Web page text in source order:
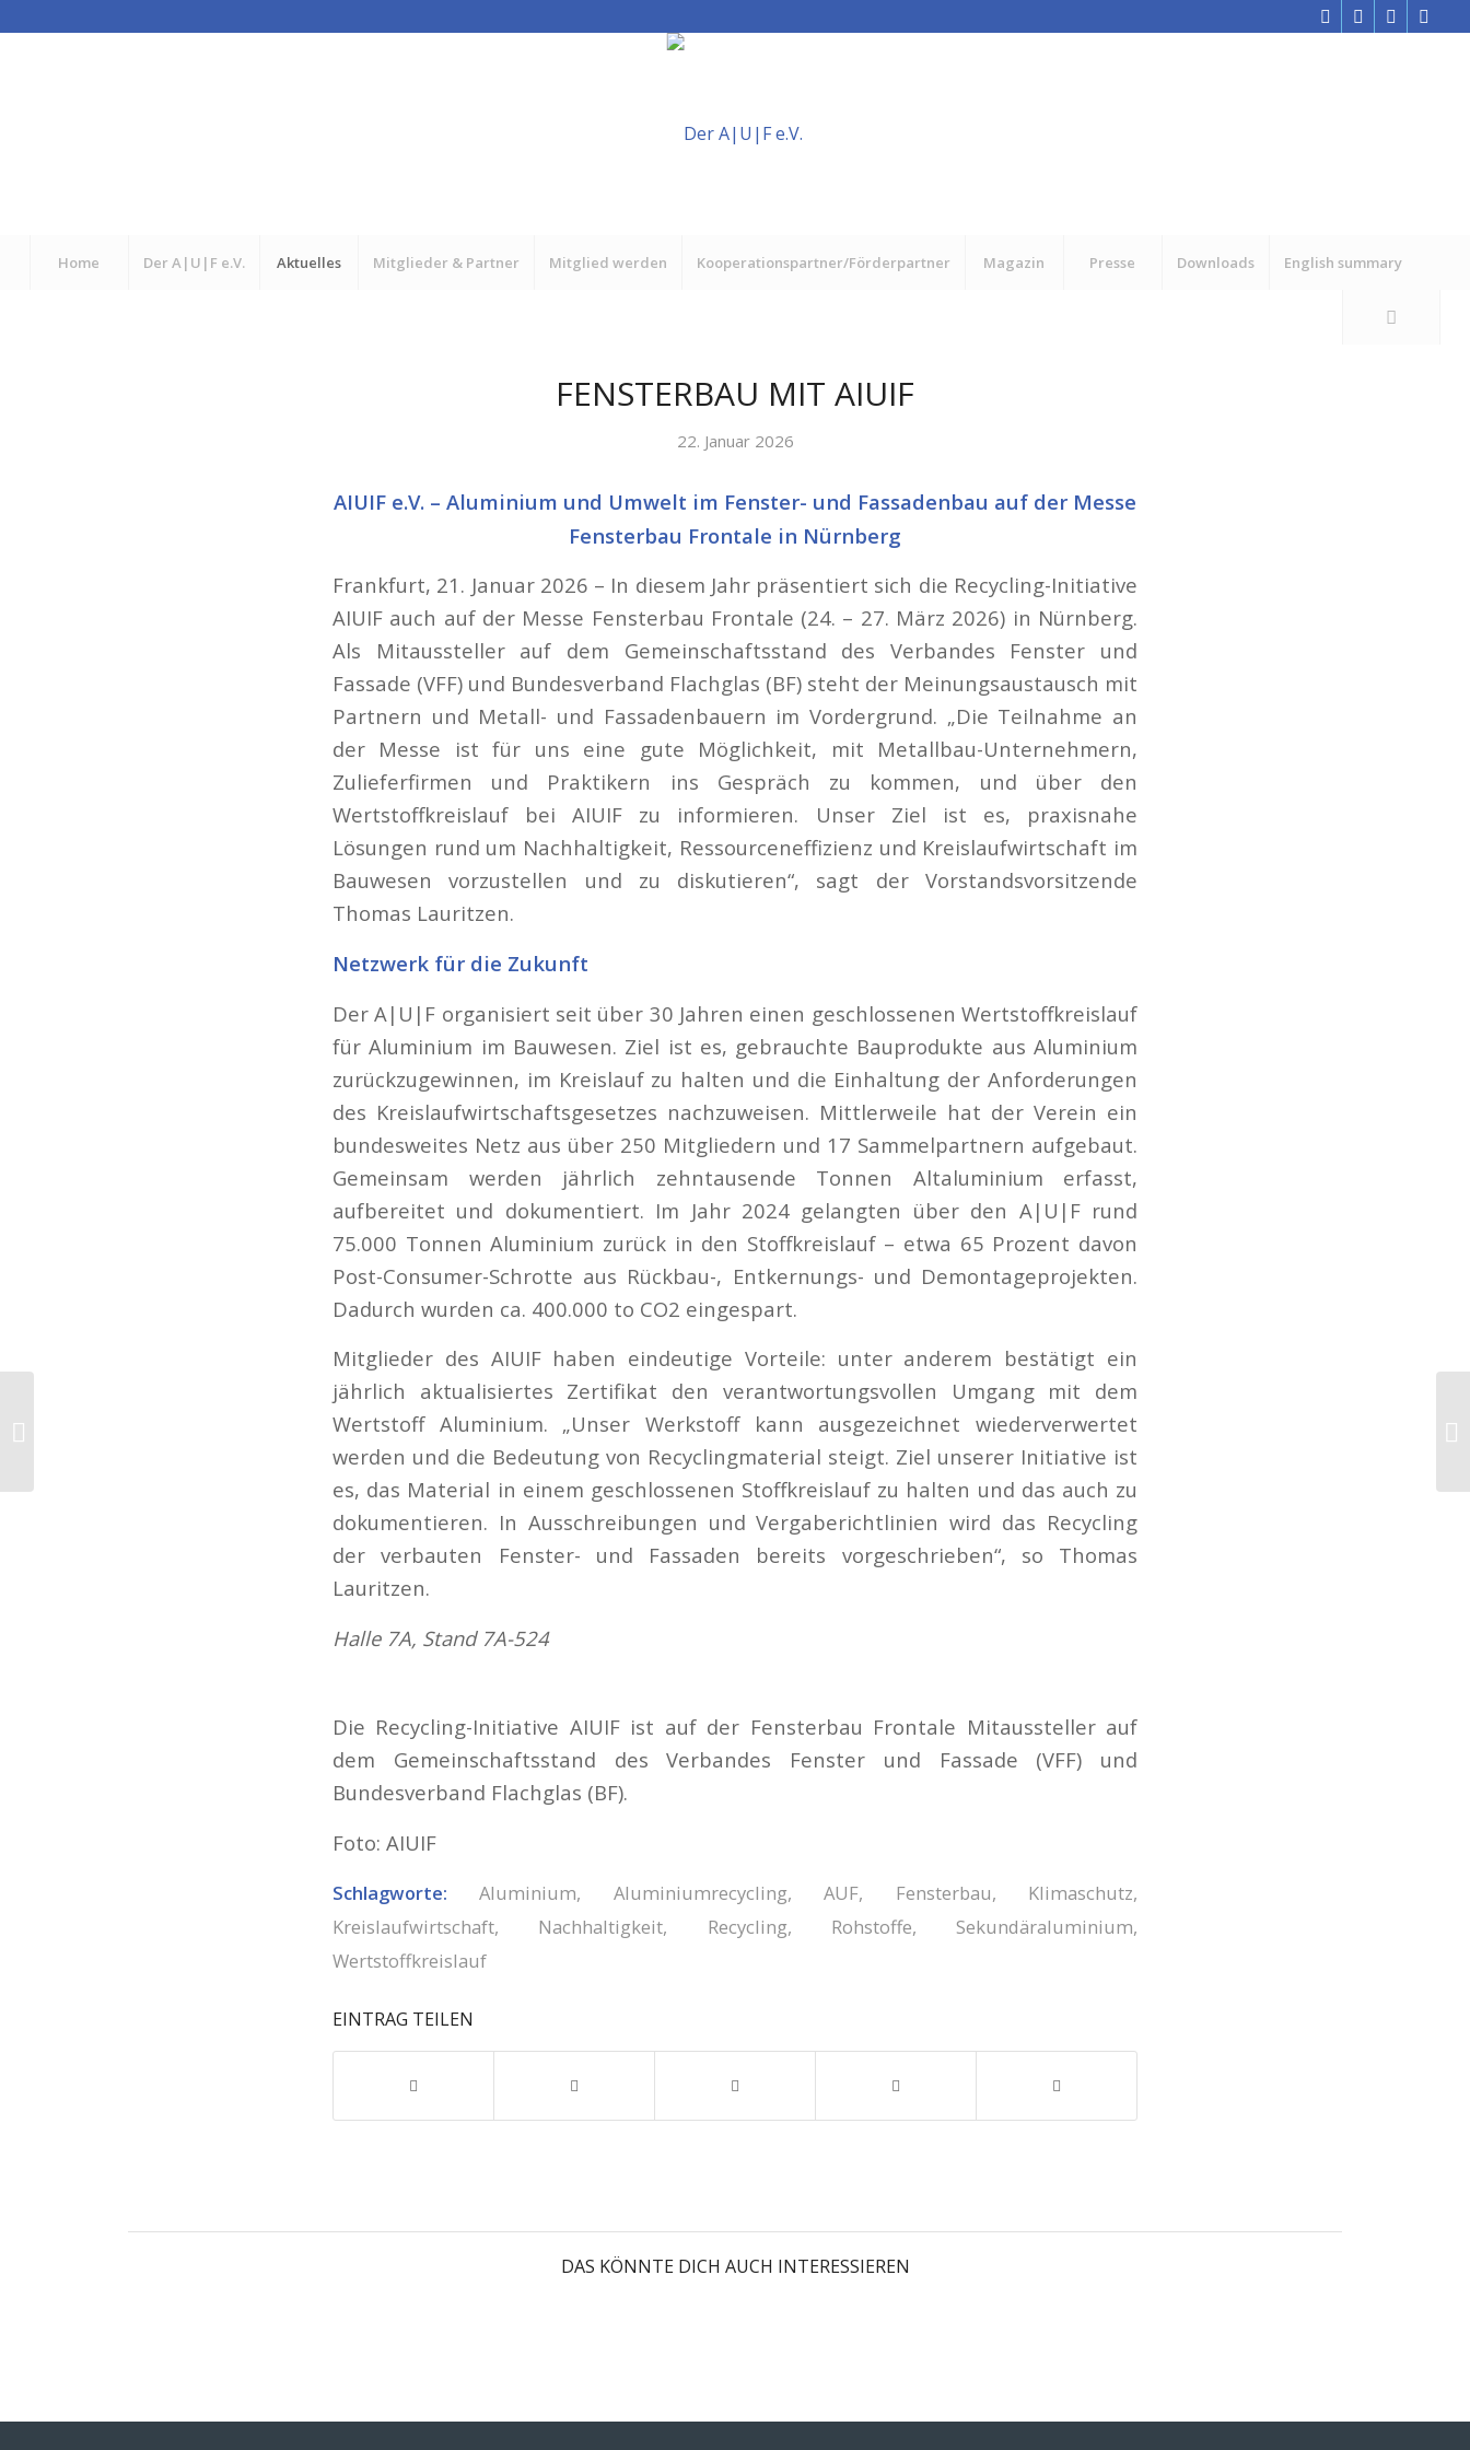
Home Der A|U|F e.V. Aktuelles Mitglieder & Partner Mitglied werden Kooperationspartner/Förderpartner Magazin Presse Downloads English summary
FENSTERBAU MIT AIUIF
22. Januar 2026
AIUIF e.V. – Aluminium und Umwelt im Fenster- und Fassadenbau auf der Messe
Fensterbau Frontale in Nürnberg
Frankfurt, 21. Januar 2026 – In diesem Jahr präsentiert sich die Recycling-Initiative
AIUIF auch auf der Messe Fensterbau Frontale (24. – 27. März 2026) in Nürnberg.
Als Mitaussteller auf dem Gemeinschaftsstand des Verbandes Fenster und
Fassade (VFF) und Bundesverband Flachglas (BF) steht der Meinungsaustausch mit
Partnern und Metall- und Fassadenbauern im Vordergrund. „Die Teilnahme an
der Messe ist für uns eine gute Möglichkeit, mit Metallbau-Unternehmern,
Zulieferfirmen und Praktikern ins Gespräch zu kommen, und über den
Wertstoffkreislauf bei AIUIF zu informieren. Unser Ziel ist es, praxisnahe
Lösungen rund um Nachhaltigkeit, Ressourceneffizienz und Kreislaufwirtschaft im
Bauwesen vorzustellen und zu diskutieren“, sagt der Vorstandsvorsitzende
Thomas Lauritzen.
Netzwerk für die Zukunft
Der A|U|F organisiert seit über 30 Jahren einen geschlossenen Wertstoffkreislauf
für Aluminium im Bauwesen. Ziel ist es, gebrauchte Bauprodukte aus Aluminium
zurückzugewinnen, im Kreislauf zu halten und die Einhaltung der Anforderungen
des Kreislaufwirtschaftsgesetzes nachzuweisen. Mittlerweile hat der Verein ein
bundesweites Netz aus über 250 Mitgliedern und 17 Sammelpartnern aufgebaut.
Gemeinsam werden jährlich zehntausende Tonnen Altaluminium erfasst,
aufbereitet und dokumentiert. Im Jahr 2024 gelangten über den A|U|F rund
75.000 Tonnen Aluminium zurück in den Stoffkreislauf – etwa 65 Prozent davon
Post-Consumer-Schrotte aus Rückbau-, Entkernungs- und Demontageprojekten.
Dadurch wurden ca. 400.000 to CO2 eingespart.
Mitglieder des AIUIF haben eindeutige Vorteile: unter anderem bestätigt ein
jährlich aktualisiertes Zertifikat den verantwortungsvollen Umgang mit dem
Wertstoff Aluminium. „Unser Werkstoff kann ausgezeichnet wiederverwertet
werden und die Bedeutung von Recyclingmaterial steigt. Ziel unserer Initiative ist
es, das Material in einem geschlossenen Stoffkreislauf zu halten und das auch zu
dokumentieren. In Ausschreibungen und Vergaberichtlinien wird das Recycling
der verbauten Fenster- und Fassaden bereits vorgeschrieben“, so Thomas
Lauritzen.
Halle 7A, Stand 7A-524
Die Recycling-Initiative AIUIF ist auf der Fensterbau Frontale Mitaussteller auf
dem Gemeinschaftsstand des Verbandes Fenster und Fassade (VFF) und
Bundesverband Flachglas (BF).
Foto: AIUIF
Schlagworte: Aluminium, Aluminiumrecycling,AUF, Fensterbau, Klimaschutz,
Kreislaufwirtschaft, Nachhaltigkeit, Recycling, Rohstoffe, Sekundäraluminium,
Wertstoffkreislauf
EINTRAG TEILEN
DAS KÖNNTE DICH AUCH INTERESSIEREN